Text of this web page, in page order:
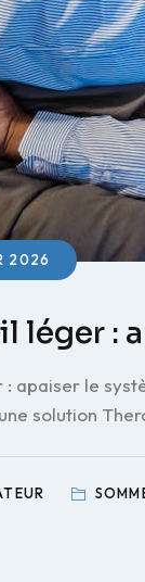
2026
léger :
: apaiser le
solution